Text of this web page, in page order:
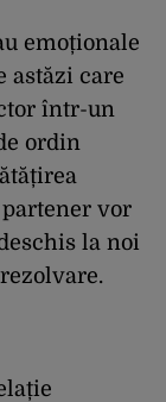
emoționale
astăzi care
într-un
ordin
vor
la noi